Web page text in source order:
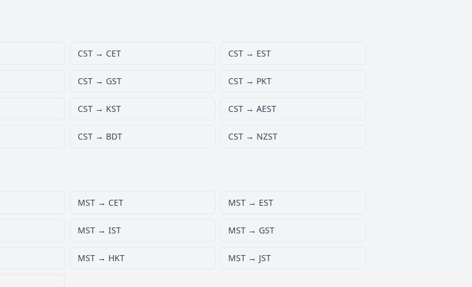
CST → CET CST → EST
CST → GST CST → PKT
CST → KST CST → AEST
CST → BDT CST → NZST
MST → CET MST → EST
MST → IST MST → GST
MST → HKT MST → JST